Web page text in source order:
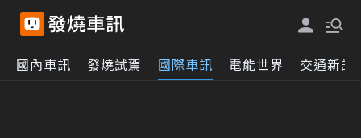
國內車訊 發燒試駕 國際車訊 電能世界 交通新訊